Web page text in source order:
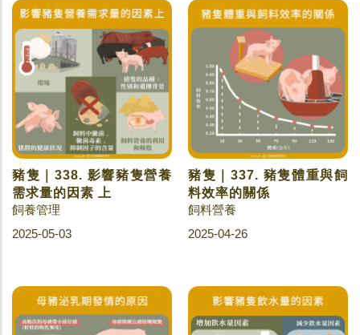
豬隻｜338. 影響豬隻營養
需求量的因素 上
飼養管理
2025-05-03
豬隻｜337. 豬隻體重與飼
料效率的關係
飼料營養
2025-04-26